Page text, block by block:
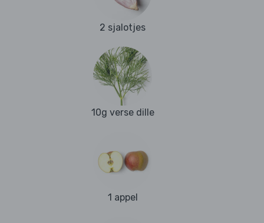
2 sjalotjes
10g verse dille
1 appel